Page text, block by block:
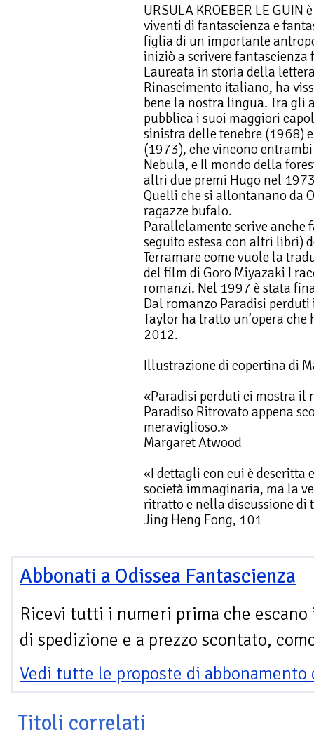
URSULA KROEBER LE
viventi di fantascienza e
figlia di un importante
iniziò a scrivere
Laureata in storia della
Rinascimento italiano, ha
bene la nostra lingua. Tra gli
pubblica i suoi maggiori
sinistra delle tenebre (1968)
(1973), che vincono
Nebula, e Il mondo della
altri due premi Hugo nel
Quelli che si allontanano da
ragazze bufalo.
Parallelamente scrive anche
seguito estesa con altri libri)
Terramare come vuole la
del film di Goro Miyazaki I
romanzi. Nel 1997 è stata
Dal romanzo Paradisi
Taylor ha tratto un’opera
2012.
Illustrazione di copertina di
«Paradisi perduti ci mostra il
Paradiso Ritrovato appena
meraviglioso.»
Margaret Atwood
«I dettagli con cui è descritta
società immaginaria, ma la
ritratto e nella discussione di
Jing Heng Fong, 101
Abbonati a Odissea Fantascienza
Ricevi tutti i numeri prima che escano
di spedizione e a prezzo scontato,
Vedi tutte le proposte di
Titoli correlati